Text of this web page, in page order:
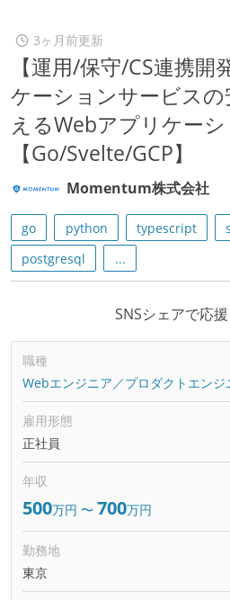
3ヶ月前更新
【運用/保守/CS連携
ケーションサービス
えるWebアプリケー
【Go/Svelte/GCP】
Momentum株式会社
go python typescript
postgresql
...
SNSシェアで応援
職種
Webエンジニア／プロダクトエンジ
雇用形態
正社員
年収
500万円 〜 700万円
勤務地
東京